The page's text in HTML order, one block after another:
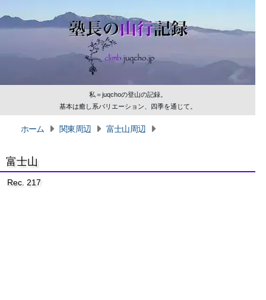
私＝juqchoの登山の記録。
基本は癒し系バリエーション、四季を通じて。
ホーム 関東周辺 富士山周辺
富士山
Rec. 217